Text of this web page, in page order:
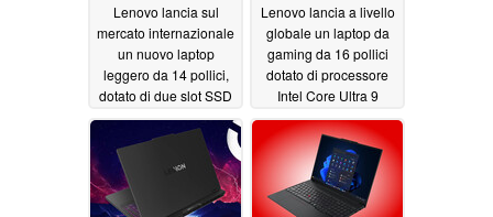
Lenovo lancia sul
mercato internazionale
un nuovo laptop
leggero da 14 pollici,
dotato di due slot SSD
e di un display OLED a
120 Hz07/09/2026
Lenovo lancia a livello
globale un laptop da
gaming da 16 pollici
dotato di processore
Intel Core Ultra 9
290HX Plus e scheda
grafica Nvidia GeForce
RTX 5070 da 12 GB
07/08/2026